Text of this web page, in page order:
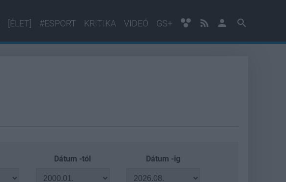
[ÉLET] #ESPORT KRITIKA VIDEÓ GS+
Dátum -tól Dátum -ig